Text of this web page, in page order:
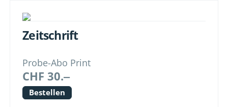
Zeitschrift
Probe-Abo Print
CHF 30.‒
Bestellen